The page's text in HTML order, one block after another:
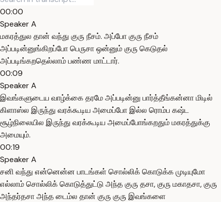
00:00
Speaker A
மகரத்துல தான் வந்து குரு நீசம். அப்போ குரு நீசம்
அப்படின்னுங்கிறப்போ பெருசா ஒன்னும் குரு கெடுதல்
அப்படிங்கறதெல்லாம் பண்ண மாட்டார்.
00:09
Speaker A
இவங்களுடைய வாழ்க்கை தரமே அப்படின்னு பார்த்தீங்கன்னா மிடில்
கிளாஸ்ல இருந்து வரக்கூடிய அமைப்போ இல்ல ரொம்ப கஷ்ட
சூழ்நிலையில இருந்து வரக்கூடிய அமைப்போங்கறதும் மகரத்துக்கு
அமையும்.
00:19
Speaker A
சனி வந்து என்னென்ன பாடங்கள் சொல்லிக் கொடுக்க முடியுமோ
எல்லாம் சொல்லிக் கொடுத்துட்டு அந்த குரு தசா, குரு மகாதசா, குரு
அந்தர்தசா அந்த டைம்ல தான் குரு குரு இவங்களை